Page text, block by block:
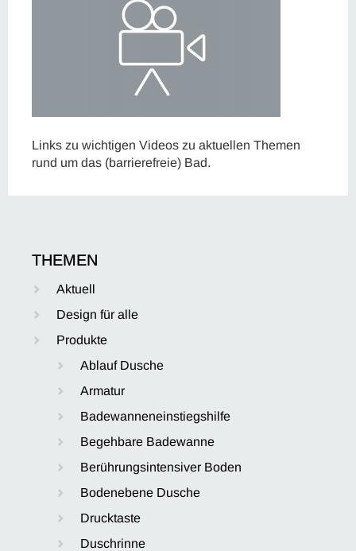
Links zu wichtigen Videos zu aktuellen Themen
rund um das (barrierefreie) Bad.
THEMEN
Aktuell
Design für alle
Produkte
Ablauf Dusche
Armatur
Badewanneneinstiegshilfe
Begehbare Badewanne
Berührungsintensiver Boden
Bodenebene Dusche
Drucktaste
Duschrinne